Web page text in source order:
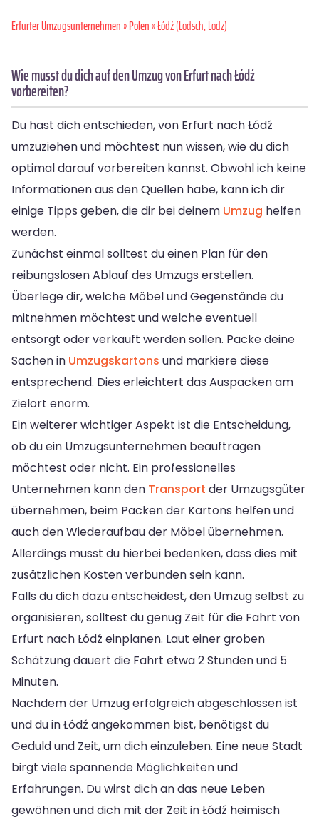
Erfurter Umzugsunternehmen»Polen» Łódź (Lodsch, Lodz)
Wie musst du dich auf den Umzug von Erfurt nach Łódź
vorbereiten?
Du hast dich entschieden, von Erfurt nach Łódź
umzuziehen und möchtest nun wissen, wie du dich
optimal darauf vorbereiten kannst. Obwohl ich keine
Informationen aus den Quellen habe, kann ich dir
einige Tipps geben, die dir bei deinem Umzug helfen
werden.
Zunächst einmal solltest du einen Plan für den
reibungslosen Ablauf des Umzugs erstellen.
Überlege dir, welche Möbel und Gegenstände du
mitnehmen möchtest und welche eventuell
entsorgt oder verkauft werden sollen. Packe deine
Sachen in Umzugskartons und markiere diese
entsprechend. Dies erleichtert das Auspacken am
Zielort enorm.
Ein weiterer wichtiger Aspekt ist die Entscheidung,
ob du ein Umzugsunternehmen beauftragen
möchtest oder nicht. Ein professionelles
Unternehmen kann den Transport der Umzugsgüter
übernehmen, beim Packen der Kartons helfen und
auch den Wiederaufbau der Möbel übernehmen.
Allerdings musst du hierbei bedenken, dass dies mit
zusätzlichen Kosten verbunden sein kann.
Falls du dich dazu entscheidest, den Umzug selbst zu
organisieren, solltest du genug Zeit für die Fahrt von
Erfurt nach Łódź einplanen. Laut einer groben
Schätzung dauert die Fahrt etwa 2 Stunden und 5
Minuten.
Nachdem der Umzug erfolgreich abgeschlossen ist
und du in Łódź angekommen bist, benötigst du
Geduld und Zeit, um dich einzuleben. Eine neue Stadt
birgt viele spannende Möglichkeiten und
Erfahrungen. Du wirst dich an das neue Leben
gewöhnen und dich mit der Zeit in Łódź heimisch